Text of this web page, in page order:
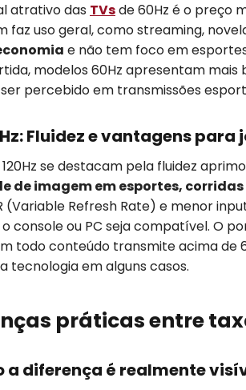
atrativo das TVsde 60Hz é o preço
faz uso geral, como streaming,
e não tem foco em
modelos 60Hz apresentam mais
percebido em transmissões
Fluidez e vantagens para
120Hz se destacam pela fluidez
de imagem em esportes, corridas
(Variable Refresh Rate) e menor
console ou PC seja compatível. O
todo conteúdo transmite acima de
tecnologia em alguns casos.
práticas entre
a diferença é realmente